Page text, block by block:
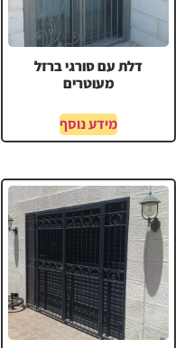
דלת עם סורגי ברזל
מעוטרים
מידע נוסף